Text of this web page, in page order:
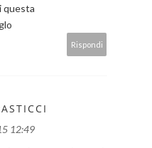
questa
Rispondi
12:49